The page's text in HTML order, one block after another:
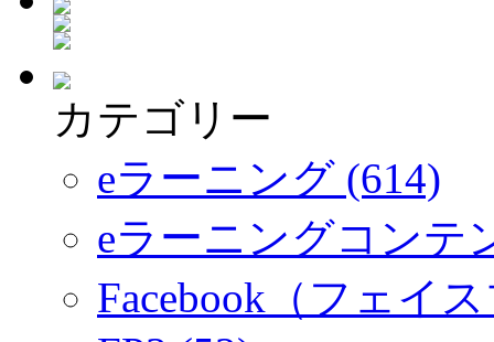
カテゴリー
eラーニング (614)
eラーニングコンテ
Facebook（フェイ